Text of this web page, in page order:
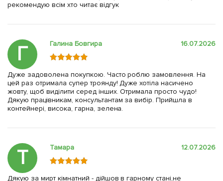
рекомендую всім хто читає відгук
Г Галина Бовгира 16.07.2026
Дуже задоволена покупкою. Часто роблю замовлення. На
цей раз отримала супер троянду! Дуже хотіла насичено
жовту, щоб виділити серед інших. Отримала просто чудо!
Дякую працівникам, консультантам за вибір. Прийшла в
контейнері, висока, гарна, зелена.
Т Тамара 12.07.2026
Дякую за мирт кімнатний - дійшов в гарному стані,не